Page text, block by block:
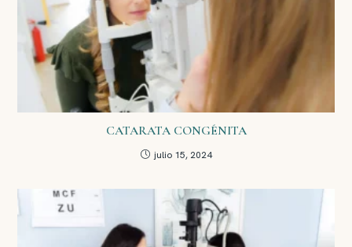
CATARATA CONGÉNITA
julio 15, 2024